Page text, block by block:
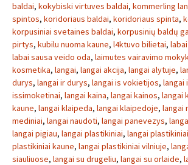
baldai, kokybiski virtuves baldai, kommerling
spintos, koridoriaus baldai, koridoriaus spinta,
korpusiniai svetaines baldai, korpusinių baldų
pirtys, kubilu nuoma kaune, l4ktuvo bilietai,
labai sausa veido oda, laimutes vairavimo
kosmetika, langai, langai akcija, langai alytuje,
durys, langai ir durys, langai is vokietijos, langai
issimoketinai, langai kaina, langai kainos, langai
kaune, langai klaipeda, langai klaipedoje, langai
mediniai, langai naudoti, langai panevezys,
langai pigiau, langai plastikiniai, langai
plastikiniai kaune, langai plastikiniai vilniuje,
siauliuose, langai su drugeliu, langai su orlaide,